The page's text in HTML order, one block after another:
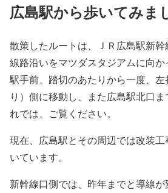
広島駅から歩いてみま
散策したルートは、ＪＲ広島駅新幹
線路沿いをマツダスタジアムに向
駅手前、踏切のあたりから一度、
り）側に移動し、また広島駅北口
れでは、ご覧ください。
現在、広島駅とその周辺では改装
いています。
新幹線口側では、昨年までと導線